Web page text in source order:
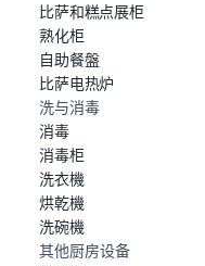
比萨和糕点展柜
熟化柜
自助餐盤
比萨电热炉
洗与消毒
消毒
消毒柜
洗衣機
烘乾機
洗碗機
其他厨房设备